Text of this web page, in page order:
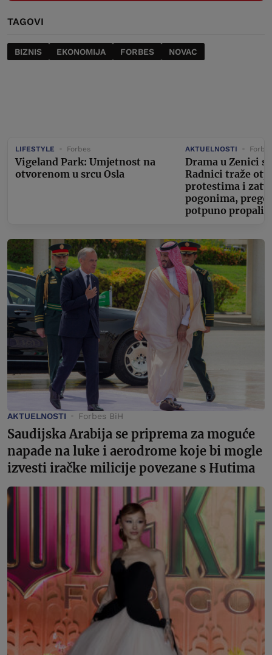
TAGOVI
BIZNIS EKONOMIJA FORBES NOVAC
LIFESTYLE Forbes
Vigeland Park: Umjetnost na
otvorenom u srcu Osla
AKTUELNOSTI
Drama u Zenici
Radnici traže
protestima i
pogonima,
potpuno propali
AKTUELNOSTI Forbes BiH
Saudijska Arabija se priprema za moguće
napade na luke i aerodrome koje bi mogle
izvesti iračke milicije povezane s Hutima